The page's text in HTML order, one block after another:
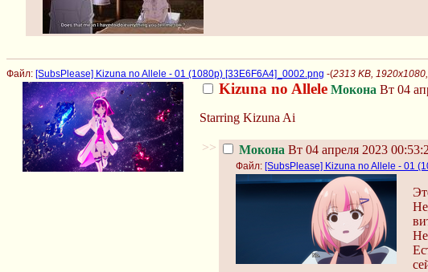
Файл: [SubsPlease] Kizuna no Allele - 01 (1080p) [33E6F6A4]_0002.png -(2313 KB,
Kizuna no Allele Мокона Вт 04
Starring Kizuna Ai
>> Мокона Вт 04 апреля 2023
Файл: [SubsPlease] Kizuna no Allele - 01
Не